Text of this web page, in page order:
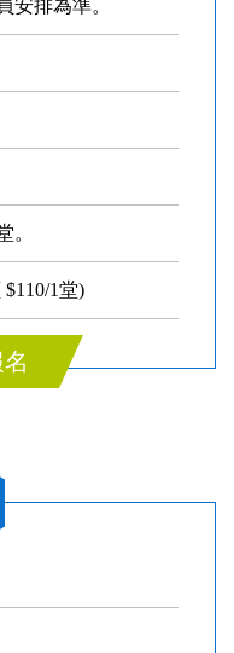
安排為準。
。
1堂)